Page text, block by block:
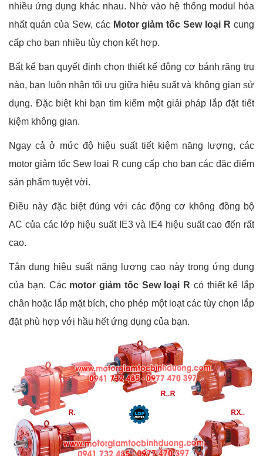
nhiều ứng dụng khác nhau. Nhờ vào hệ thống modul hóa
nhất quán của Sew, các Motor giảm tốc Sew loại R cung
cấp cho bạn nhiều tùy chọn kết hợp.
Bất kể bạn quyết định chọn thiết kế động cơ bánh răng trụ
nào, bạn luôn nhận tối ưu giữa hiệu suất và không gian sử
dụng. Đặc biệt khi bạn tìm kiếm một giải pháp lắp đặt tiết
kiệm không gian.
Ngay cả ở mức độ hiệu suất tiết kiệm năng lượng, các
motor giảm tốc Sew loại R cung cấp cho bạn các đặc điểm
sản phẩm tuyệt vời.
Điều này đặc biệt đúng với các động cơ không đồng bộ
AC của các lớp hiệu suất IE3 và IE4 hiệu suất cao đến rất
cao.
Tận dụng hiệu suất năng lượng cao này trong ứng dụng
của bạn. Các motor giảm tốc Sew loại R có thiết kế lắp
chân hoặc lắp mặt bích, cho phép một loạt các tùy chọn lắp
đặt phù hợp với hầu hết ứng dụng của bạn.